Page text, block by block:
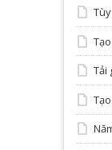
Tải